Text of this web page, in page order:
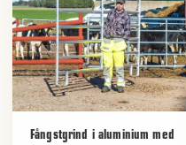
Fångstgrind i aluminium med